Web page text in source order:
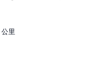
公里